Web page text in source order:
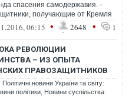
спасения самодержавия. -
получающие от Кремля
защиту прав и свобод, ...
06:15 • 2648 • 1
РЕВОЛЮЦИИ
– ИЗ ОПЫТА
ПРАВОЗАЩИТНИКОВ
Політичні новини України та світу:
політики Новини суспільства: